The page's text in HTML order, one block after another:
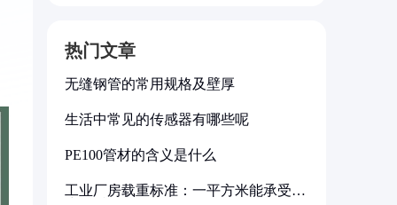
热门文章
无缝钢管的常用规格及壁厚
生活中常见的传感器有哪些呢
PE100管材的含义是什么
工业厂房载重标准：一平方米能承受多